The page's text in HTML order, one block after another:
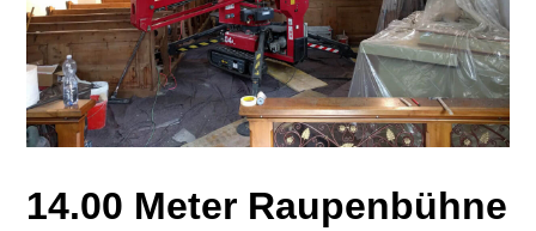
14.00 Meter Raupenbühne